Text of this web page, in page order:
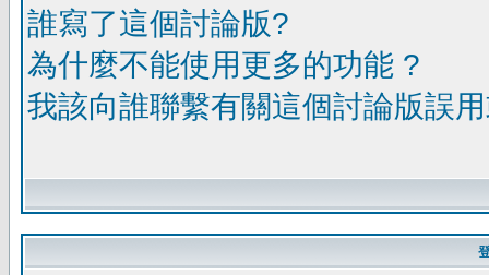
誰寫了這個討論版?
為什麼不能使用更多的功能 ?
我該向誰聯繫有關這個討論版誤